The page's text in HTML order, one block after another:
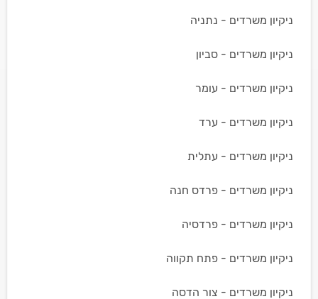
ניקיון משרדים - נתניה
ניקיון משרדים - סביון
ניקיון משרדים - עומר
ניקיון משרדים - ערד
ניקיון משרדים - עתלית
ניקיון משרדים - פרדס חנה
ניקיון משרדים - פרדסיה
ניקיון משרדים - פתח תקווה
ניקיון משרדים - צור הדסה